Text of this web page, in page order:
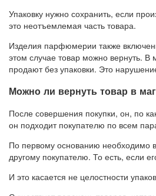
Упаковку нужно сохранить, если
это неотъемлемая часть товара.
Изделия парфюмерии также
этом случае товар можно вернуть. В
продают без упаковки. Это
Можно ли вернуть товар в
После совершения покупки, он, по
он подходит покупателю по всем
По первому основанию необходимо
другому покупателю. То есть, если
И это касается не целостности